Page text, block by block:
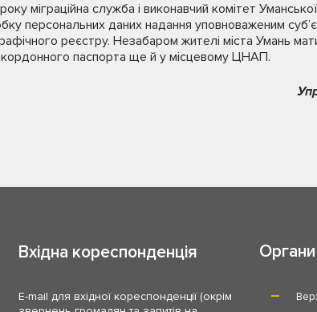
міграційна служба і виконавчий комітет
персональних даних надання уповноваженим
реєстру. Незабаром жителі міста Умань
паспорта ще й у місцевому ЦНАП.
Вхідна кореспонденція
E-mail для вхідної кореспонденції (окрім